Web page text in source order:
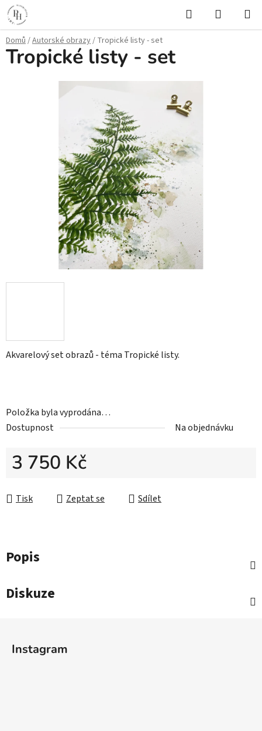
Přejít
na
obsah
Hledat
KOŠÍK
Domů/Autorské obrazy/ Tropické listy - set
Akvarelový set obrazů - téma Tropické listy.
Položka byla vyprodána…
Dostupnost
Na objednávku
3 750 Kč
Tisk
Zeptat se Sdílet
Tropické listy - set
Popis
Diskuze
Instagram